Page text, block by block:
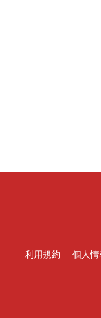
利用規約 個人